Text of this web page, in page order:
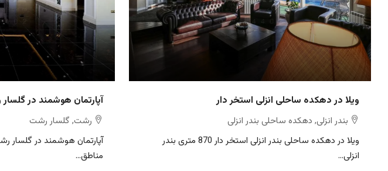
ویلا در دهکده ساحلی انزلی استخر دار
بندر انزلی, دهکده ساحلی بندر انزلی
ویلا در دهکده ساحلی بندر انزلی استخر دار 870 متری بندر
انزلی...
آپارتمان هوشمند در گلسار رشت
رشت, گلسار رشت
مناطق...